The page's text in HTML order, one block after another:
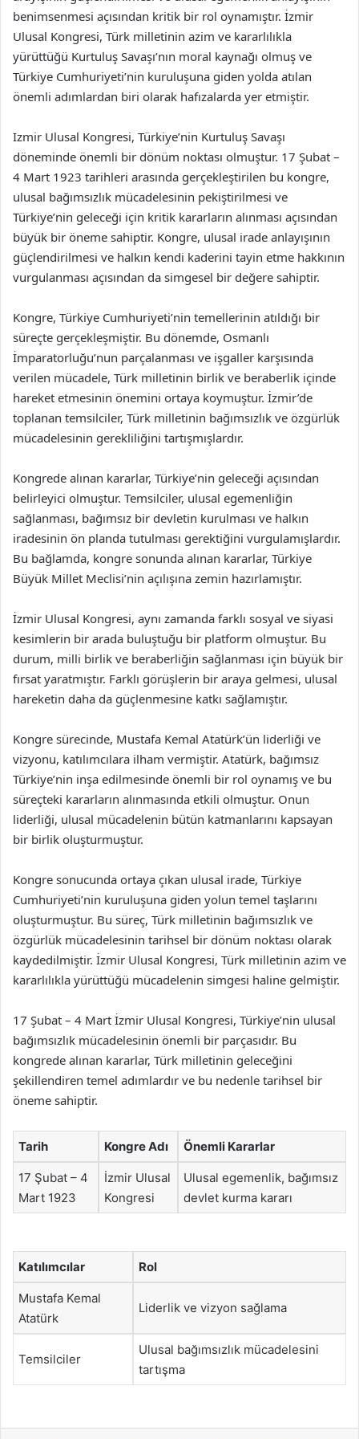
benimsenmesi açısından kritik bir rol oynamıştır. İzmir
Ulusal Kongresi, Türk milletinin azim ve kararlılıkla
yürüttüğü Kurtuluş Savaşı’nın moral kaynağı olmuş ve
Türkiye Cumhuriyeti’nin kuruluşuna giden yolda atılan
önemli adımlardan biri olarak hafızalarda yer etmiştir.
Izmir Ulusal Kongresi, Türkiye’nin Kurtuluş Savaşı
döneminde önemli bir dönüm noktası olmuştur. 17 Şubat –
4 Mart 1923 tarihleri arasında gerçekleştirilen bu kongre,
ulusal bağımsızlık mücadelesinin pekiştirilmesi ve
Türkiye’nin geleceği için kritik kararların alınması açısından
büyük bir öneme sahiptir. Kongre, ulusal irade anlayışının
güçlendirilmesi ve halkın kendi kaderini tayin etme hakkının
vurgulanması açısından da simgesel bir değere sahiptir.
Kongre, Türkiye Cumhuriyeti’nin temellerinin atıldığı bir
süreçte gerçekleşmiştir. Bu dönemde, Osmanlı
İmparatorluğu’nun parçalanması ve işgaller karşısında
verilen mücadele, Türk milletinin birlik ve beraberlik içinde
hareket etmesinin önemini ortaya koymuştur. İzmir’de
toplanan temsilciler, Türk milletinin bağımsızlık ve özgürlük
mücadelesinin gerekliliğini tartışmışlardır.
Kongrede alınan kararlar, Türkiye’nin geleceği açısından
belirleyici olmuştur. Temsilciler, ulusal egemenliğin
sağlanması, bağımsız bir devletin kurulması ve halkın
iradesinin ön planda tutulması gerektiğini vurgulamışlardır.
Bu bağlamda, kongre sonunda alınan kararlar, Türkiye
Büyük Millet Meclisi’nin açılışına zemin hazırlamıştır.
İzmir Ulusal Kongresi, aynı zamanda farklı sosyal ve siyasi
kesimlerin bir arada buluştuğu bir platform olmuştur. Bu
durum, milli birlik ve beraberliğin sağlanması için büyük bir
fırsat yaratmıştır. Farklı görüşlerin bir araya gelmesi, ulusal
hareketin daha da güçlenmesine katkı sağlamıştır.
Kongre sürecinde, Mustafa Kemal Atatürk’ün liderliği ve
vizyonu, katılımcılara ilham vermiştir. Atatürk, bağımsız
Türkiye’nin inşa edilmesinde önemli bir rol oynamış ve bu
süreçteki kararların alınmasında etkili olmuştur. Onun
liderliği, ulusal mücadelenin bütün katmanlarını kapsayan
bir birlik oluşturmuştur.
Kongre sonucunda ortaya çıkan ulusal irade, Türkiye
Cumhuriyeti’nin kuruluşuna giden yolun temel taşlarını
oluşturmuştur. Bu süreç, Türk milletinin bağımsızlık ve
özgürlük mücadelesinin tarihsel bir dönüm noktası olarak
kaydedilmiştir. İzmir Ulusal Kongresi, Türk milletinin azim ve
kararlılıkla yürüttüğü mücadelenin simgesi haline gelmiştir.
17 Şubat – 4 Mart İzmir Ulusal Kongresi, Türkiye’nin ulusal
bağımsızlık mücadelesinin önemli bir parçasıdır. Bu
kongrede alınan kararlar, Türk milletinin geleceğini
şekillendiren temel adımlardır ve bu nedenle tarihsel bir
öneme sahiptir.
Tarih Kongre Adı Önemli Kararlar
17 Şubat – 4
Mart 1923
İzmir Ulusal
Kongresi
Ulusal egemenlik, bağımsız
devlet kurma kararı
Katılımcılar Rol
Mustafa Kemal
Atatürk
Liderlik ve vizyon sağlama
Temsilciler
Ulusal bağımsızlık mücadelesini
tartışma